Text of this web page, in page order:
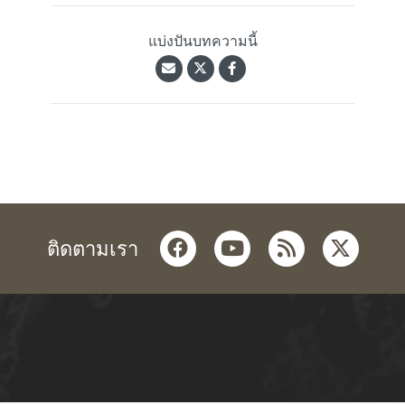
แบ่งปันบทความนี้
ติดตามเรา facebookyoutube
rss twitter